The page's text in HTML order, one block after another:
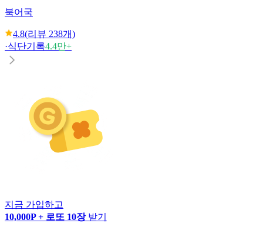
북어국
4.8(리뷰 238개)
·식단기록4.4만+
지금 가입하고
10,000P + 로또 10장 받기